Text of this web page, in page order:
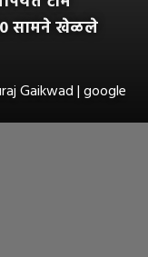
सामने खेळले
Gaikwad | google